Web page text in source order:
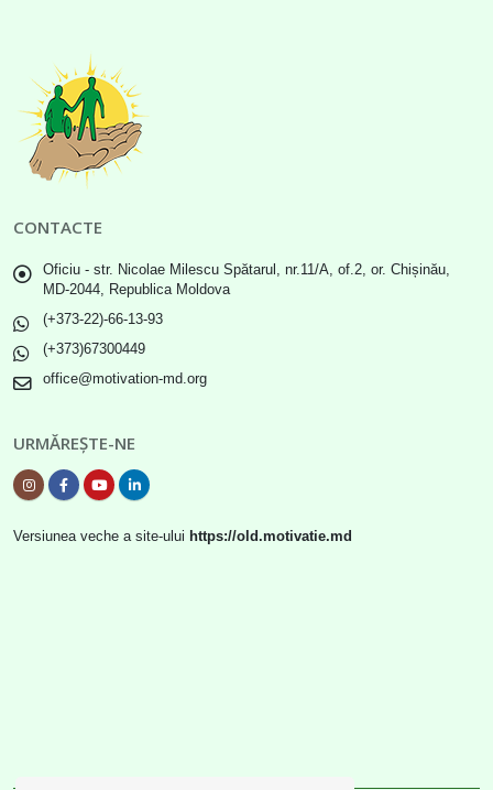
CONTACTE
Oficiu - str. Nicolae Milescu Spătarul, nr.11/A, of.2, or. Chișinău,
MD-2044, Republica Moldova
(+373-22)-66-13-93
(+373)67300449
office@motivation-md.org
URMĂREȘTE-NE
Versiunea veche a site-ului https://old.motivatie.md